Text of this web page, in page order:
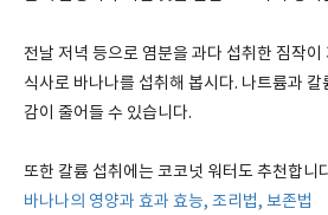
전날 저녁 등으로 염분을 과다 섭취한 짐작이
식사로 바나나를 섭취해 봅시다. 나트륨과
감이 줄어들 수 있습니다.
또한 칼륨 섭취에는 코코넛 워터도 추천합니
바나나의 영양과 효과 효능, 조리법, 보존법